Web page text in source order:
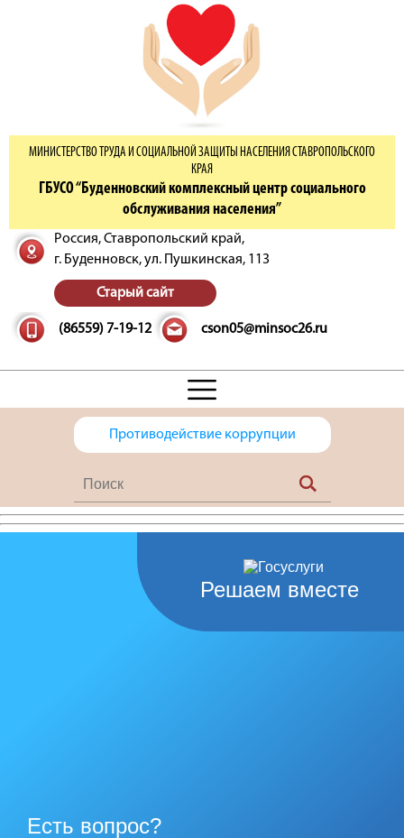
МИНИСТЕРСТВО ТРУДА И СОЦИАЛЬНОЙ ЗАЩИТЫ НАСЕЛЕНИЯ СТАВРОПОЛЬСКОГО
КРАЯ
ГБУСО “Буденновский комплексный центр социального
обслуживания населения”
Россия, Ставропольский край,
г. Буденновск,ул. Пушкинская, 113
Старый сайт
(86559) 7-19-12 cson05@minsoc26.ru
Противодействие коррупции
Решаем вместе
Есть вопрос?